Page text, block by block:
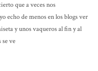
que a veces nos
echo de menos en los blogs ver
y unos vaqueros al fin y al
se ve